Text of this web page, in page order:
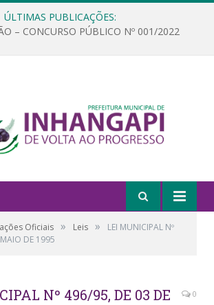
ÚLTIMAS PUBLICAÇÕES:
– CONCURSO PÚBLICO Nº 001/2022
Oficiais » Leis »
LEI MUNICIPAL Nº
DE 1995
Nº 496/95, DE 03 DE
0